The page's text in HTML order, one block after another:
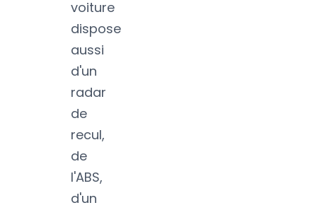
voiture
dispose
aussi
d'un
radar
de
recul,
de
l'ABS,
d'un